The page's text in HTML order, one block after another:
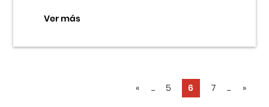
Ver más
« ... 5 6 7 ... »